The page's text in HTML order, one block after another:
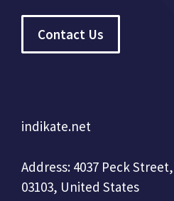
Contact Us
indikate.net
Address: 4037 Peck
03103, United States